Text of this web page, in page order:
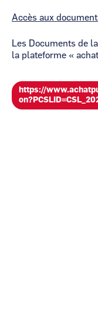
Accès aux
Les Documents de
la plateforme «
https://